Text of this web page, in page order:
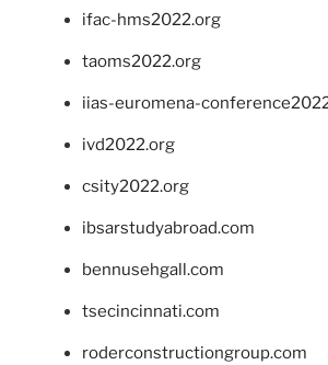
ifac-hms2022.org
taoms2022.org
iias-euromena-
ivd2022.org
csity2022.org
ibsarstudyabroad.com
bennusehgall.com
tsecincinnati.com
roderconstructiongroup.com